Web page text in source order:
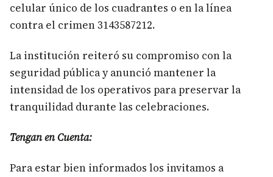
celular único de los cuadrantes o en la línea
contra el crimen 3143587212.
La institución reiteró su compromiso con la
seguridad pública y anunció mantener la
intensidad de los operativos para preservar la
tranquilidad durante las celebraciones.
Tengan en Cuenta:
Para estar bien informados los invitamos a